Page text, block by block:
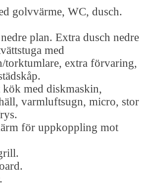
golvvärme, WC, dusch.
plan. Extra dusch nedre
med
torktumlare, extra förvaring,
med diskmaskin,
varmluftsugn, micro, stor
för uppkoppling mot